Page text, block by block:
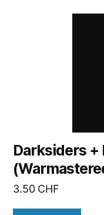
Darksiders +
3.50 CHF